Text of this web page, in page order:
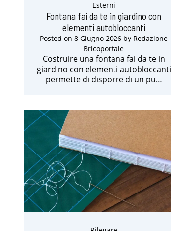
Esterni
Fontana fai da te in giardino con
elementi autobloccanti
Posted on 8 Giugno 2026 by Redazione
Bricoportale
Costruire una fontana fai da te in
giardino con elementi autobloccanti
permette di disporre di un pu…